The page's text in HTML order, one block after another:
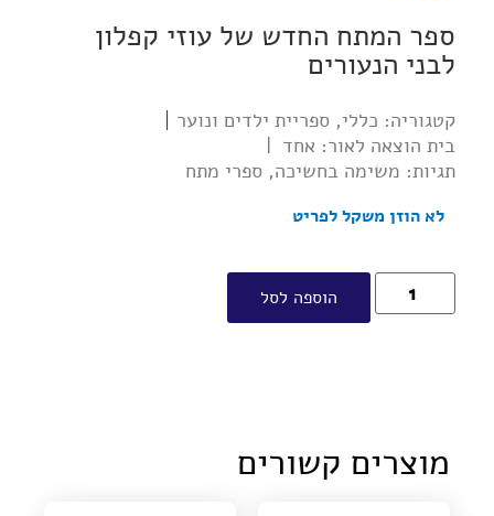
ספר המתח החדש של עוזי קפלון
לבני הנעורים
קטגוריה: כללי, ספריית ילדים ונוער
בית הוצאה לאור: אחד |
תגיות: משימה בחשיכה, ספרי מתח
לא הוזן משקל לפריט
הוספה לסל
מוצרים קשורים